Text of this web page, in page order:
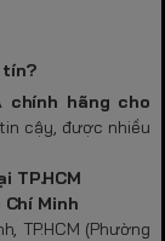
tín?
chính hãng cho
cậy, được nhiều
TP.HCM
Minh
TP.HCM (Phường